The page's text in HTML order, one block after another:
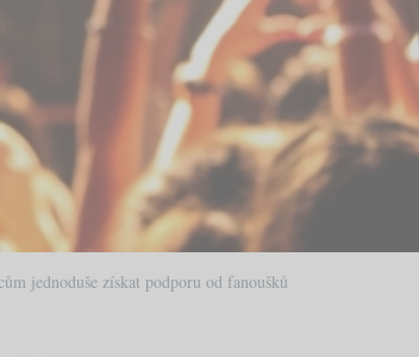
jednoduše získat podporu od fanoušků